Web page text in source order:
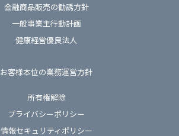
金融商品販売の勧誘方針
一般事業主行動計画
健康経営優良法人
お客様本位の業務運営方針
所有権解除
プライバシーポリシー
情報セキュリティポリシー